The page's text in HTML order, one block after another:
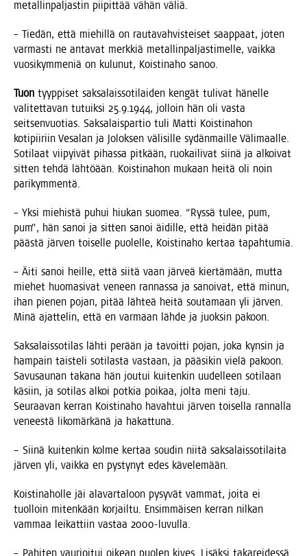
metal­lin­pal­jas­tin pii­pit­tää vähän väliä.
– Tie­dän, että mie­hil­lä on rau­ta­vah­vis­tei­set saap­paat, joten
var­mas­ti ne anta­vat merk­kiä metal­lin­pal­jas­ti­mel­le, vaik­ka
vuo­si­kym­me­niä on kulu­nut, Kois­ti­na­ho sanoo.
Tuon tyyp­pi­set sak­sa­lais­so­ti­lai­den ken­gät tuli­vat hänel­le
vali­tet­ta­van tutuik­si 25.9.1944, jol­loin hän oli vas­ta
seit­sen­vuo­tias. Sak­sa­lais­par­tio tuli Mat­ti Kois­ti­na­hon
koti­pii­riin Vesa­lan ja Jolok­sen väli­sil­le sydän­mail­le Väli­maal­le.
Soti­laat vii­pyi­vät pihas­sa pit­kään, ruo­kai­li­vat sii­nä ja alkoi­vat
sit­ten teh­dä läh­töään. Kois­ti­na­hon mukaan hei­tä oli noin
parikymmentä.
– Yksi mie­his­tä puhui hiu­kan suo­mea. “Rys­sä tulee, pum,
pum”, hän sanoi ja sit­ten sanoi äidil­le, että hei­dän pitää
pääs­tä jär­ven toi­sel­le puo­lel­le, Kois­ti­na­ho ker­taa tapahtumia.
– Äiti sanoi heil­le, että sii­tä vaan jär­veä kier­tä­mään, mut­ta
mie­het huo­ma­si­vat veneen ran­nas­sa ja sanoi­vat, että minun,
ihan pie­nen pojan, pitää läh­teä hei­tä sou­ta­maan yli jär­ven.
Minä ajat­te­lin, että en var­maan läh­de ja juok­sin pakoon.
Sak­sa­lais­so­ti­las läh­ti perään ja tavoit­ti pojan, joka kyn­sin ja
ham­pain tais­te­li soti­las­ta vas­taan, ja pää­si­kin vie­lä pakoon.
Savusau­nan taka­na hän jou­tui kui­ten­kin uudel­leen soti­laan
käsiin, ja soti­las alkoi pot­kia poi­kaa, jol­ta meni taju.
Seu­raa­van ker­ran Kois­ti­na­ho havah­tui jär­ven toi­sel­la ran­nal­la
venees­tä liko­mär­kä­nä ja hakattuna.
– Sii­nä kui­ten­kin kol­me ker­taa sou­din nii­tä sak­sa­lais­so­ti­lai­ta
jär­ven yli, vaik­ka en pys­ty­nyt edes kävelemään.
Kois­ti­na­hol­le jäi ala­var­ta­loon pysy­vät vam­mat, joi­ta ei
tuol­loin miten­kään kor­jail­tu. Ensim­mäi­sen ker­ran nil­kan
vam­maa lei­kat­tiin vas­taa 2000-luvulla.